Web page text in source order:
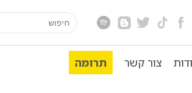
Search
for:
צור קשר תרומה
| סולם יהודה